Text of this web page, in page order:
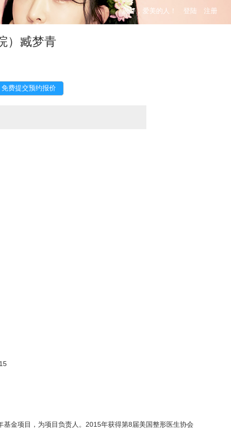
您好，爱美的人！ 登陆 注册
）臧梦青
金项目，为项目负责人。2015年获得第8届美国整形医生协会